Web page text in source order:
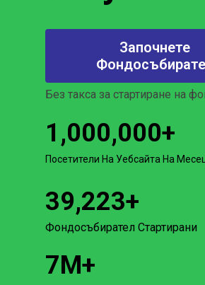
Започнете
Без такса за стартиране на
1,000,000+
Посетители На Уебсайта На
39,223+
Фондосъбирател Стартирани
7M+